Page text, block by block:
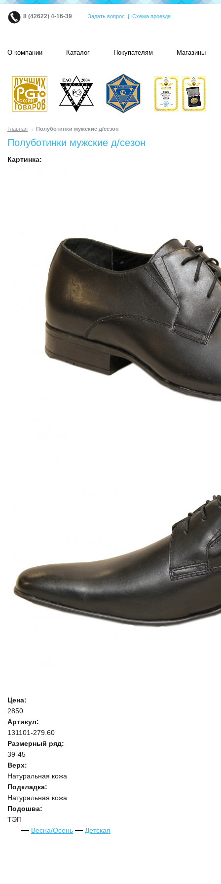
8 (42622) 4-16-39 Задать вопрос | Схема проезда
О компании Каталог Покупателям Магазины
Главная → Полуботинки мужские д/сезон
Полуботинки мужские д/сезон
Картинка:
Цена:
2850
Артикул:
131101-279.60
Размерный ряд:
39-45
Верх:
Натуральная кожа
Подкладка:
Натуральная кожа
Подошва:
ТЭП
Весна/Осень
Детская